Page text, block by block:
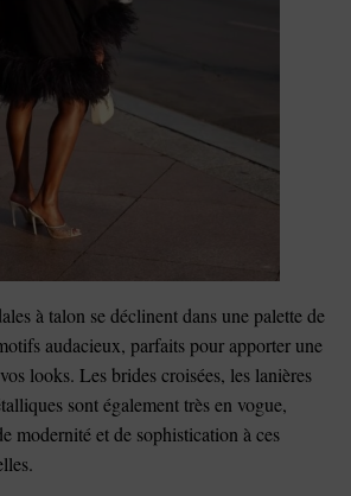
à talon se déclinent dans une palette de
audacieux, parfaits pour apporter une
looks. Les brides croisées, les lanières
sont également très en vogue,
modernité et de sophistication à ces